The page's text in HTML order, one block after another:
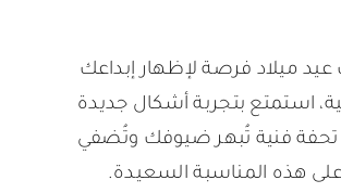
عيد ميلاد فرصة لإظهار إبداعك
استمتع بتجربة أشكال جديدة
تحفة فنية تُبهر ضيوفك وتُضفي
هذه المناسبة السعيدة.